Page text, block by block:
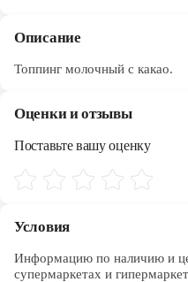
Описание
Топпинг молочный с какао.
Оценки и отзывы
Поставьте вашу оценку
Условия
Информацию по наличию и
супермаркетах и